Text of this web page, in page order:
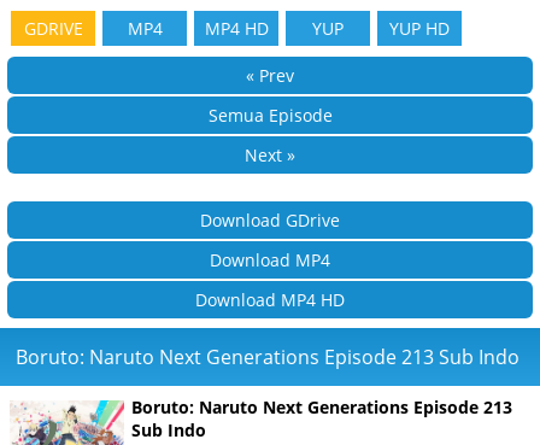
GDRIVE MP4 MP4 HD YUP YUP HD
« Prev
Semua Episode
Next »
Download GDrive
Download MP4
Download MP4 HD
Boruto: Naruto Next Generations Episode 213 Sub Indo
Boruto: Naruto Next Generations Episode 213
Sub Indo